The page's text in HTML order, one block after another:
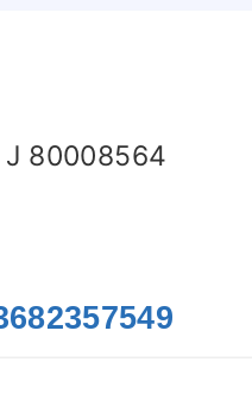
80008564